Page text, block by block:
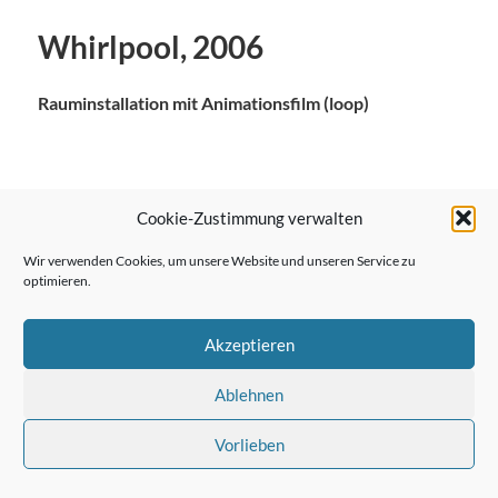
Cookie-Zustimmung verwalten
Wir verwenden Cookies, um unsere Website und unseren Service zu
optimieren.
Akzeptieren
Ablehnen
Vorlieben
Whirlpool, 2006
Rauminstallation mit Animationsfilm (loop)
← Vorheriger Beitrag